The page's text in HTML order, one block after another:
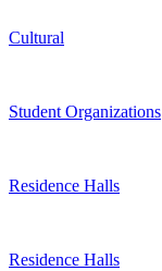
Cultural
Student Organizations
Residence Halls
Residence Halls